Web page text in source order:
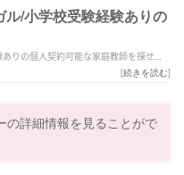
/小学校受験経験ありの
りの個人契約可能な家庭教師を探せま
[続きを読む]
の詳細情報を見ることがで